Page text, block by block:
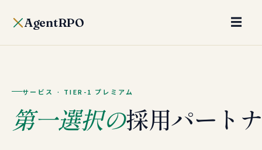
AgentRPO ☰
サービス · TIER-1 プレミアム
第一選択の採用パート